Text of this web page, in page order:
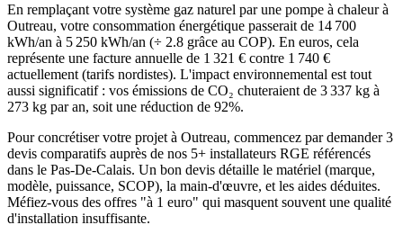
En remplaçant votre système gaz naturel par une pompe à chaleur à
Outreau, votre consommation énergétique passerait de 14 700
kWh/an à 5 250 kWh/an (÷ 2.8 grâce au COP). En euros, cela
représente une facture annuelle de 1 321 € contre 1 740 €
actuellement (tarifs nordistes). L'impact environnemental est tout
aussi significatif : vos émissions de CO₂ chuteraient de 3 337 kg à
273 kg par an, soit une réduction de 92%.
Pour concrétiser votre projet à Outreau, commencez par demander 3
devis comparatifs auprès de nos 5+ installateurs RGE référencés
dans le Pas-De-Calais. Un bon devis détaille le matériel (marque,
modèle, puissance, SCOP), la main-d'œuvre, et les aides déduites.
Méfiez-vous des offres "à 1 euro" qui masquent souvent une qualité
d'installation insuffisante.